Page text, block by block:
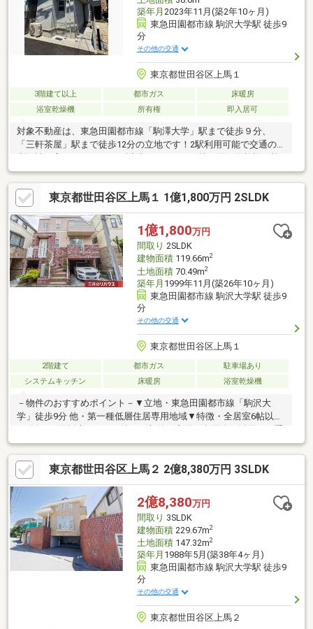
築年月 2023年11月(築2年10ヶ月)
東急田園都市線 駒沢大学駅 徒歩9
分
その他の交通
東京都世田谷区上馬１
3階建て以上 都市ガス
床暖房
浴室乾燥機
所有権 即入居可
対象不動産は、東急田園都市線「駒澤大学」駅まで徒歩９分、
「三軒茶屋」駅まで徒歩12分の立地です！2駅利用可能で交通の
数あり、生活の利便性も良好です。建物は築年数が浅く、ハウス
クリーニングを実施しておりますので、すぐにご入居いただけま
す。現在空き家になっており、お気軽にご内覧いただけますの
で、お気軽にお問い合わせください。
東京都世田谷区上馬１ 1億1,800万円 2SLDK
1億1,800万円
間取り 2SLDK
建物面積119.66m2
土地面積70.49m2
築年月 1999年11月(築26年10ヶ月)
東急田園都市線 駒沢大学駅 徒歩9
分
その他の交通
東京都世田谷区上馬１
2階建て 都市ガス
駐車場あり
システムキッチン
床暖房 浴室乾燥機
－物件のおすすめポイント－▼立地・東急田園都市線「駒沢大
学」徒歩9分 他・第一種低層住居専用地域▼特徴・全居室6帖以上
節物等の収納にも役立つ屋根裏収納有・駐車スペース有(車種によ
る)▼設備・床暖房(LD部分)・洗面台・トイレ各2か所・食洗機▼
周辺環境・まいばすけっと野沢2丁目店 徒歩4分(約260m)・世田谷
区立旭小学校 徒歩5分(約400m)※建物構造は、木・鉄筋コンクリー
ト造■ ご希望の住まい探しをお手伝いします ━━━━━・・・物
件の詳細・ご相談はお気軽にお問い合わせください。
東京都世田谷区上馬２ 2億8,380万円 3SLDK
2億8,380万円
間取り 3SLDK
建物面積229.67m2
土地面積147.32m2
築年月 1988年5月(築38年4ヶ月)
東急田園都市線 駒沢大学駅 徒歩9
分
その他の交通
東京都世田谷区上馬２